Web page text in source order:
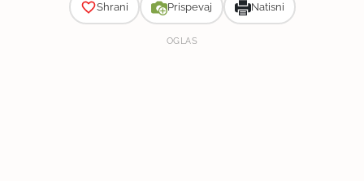
Shrani Prispevaj Natisni
OGLAS